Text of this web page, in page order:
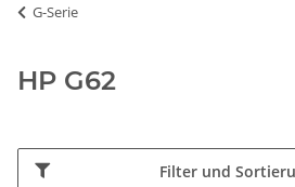
G-Serie
HP G62
Filter und